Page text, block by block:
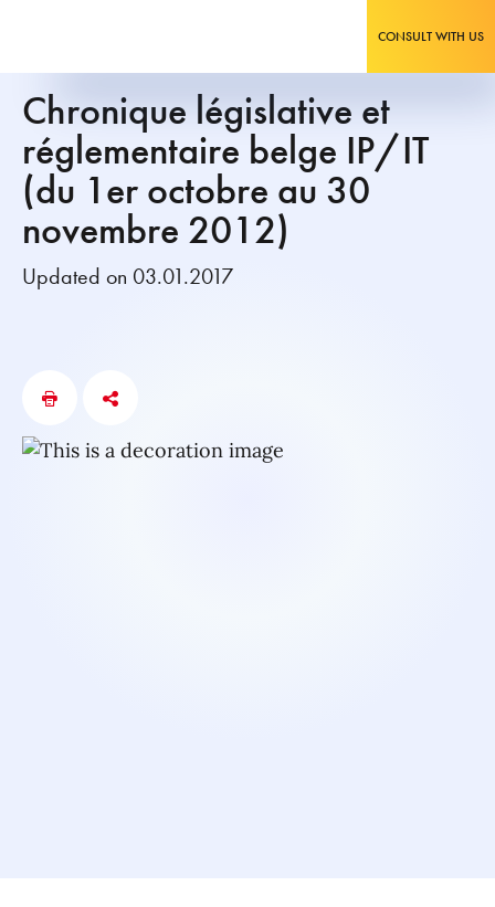
CONSULT WITH US
Chronique législative et
réglementaire belge IP/IT
(du 1er octobre au 30
novembre 2012)
Updated on 03.01.2017